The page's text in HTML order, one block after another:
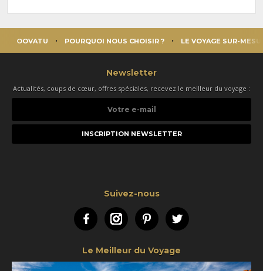
OOVATU POURQUOI NOUS CHOISIR ? LE VOYAGE SUR-
Newsletter
Actualités, coups de cœur, offres spéciales, recevez le meilleur du voyage :
e-
Suivez-nous
FacebookInstagramPinterestTwitter
Le Meilleur du Voyage